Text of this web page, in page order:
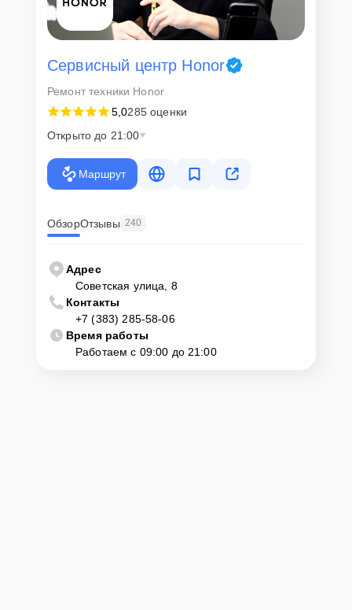
Сервисный центр Honor
Ремонт техники Honor
5,0285 оценки
Открыто до 21:00
Маршрут
ОбзорОтзывы 240
Адрес
Советская улица, 8
Контакты
+7 (383) 285-58-06
Время работы
Работаем с 09:00 до 21:00